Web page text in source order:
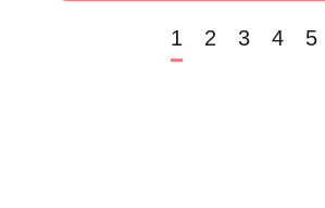
1 2 3 4 5